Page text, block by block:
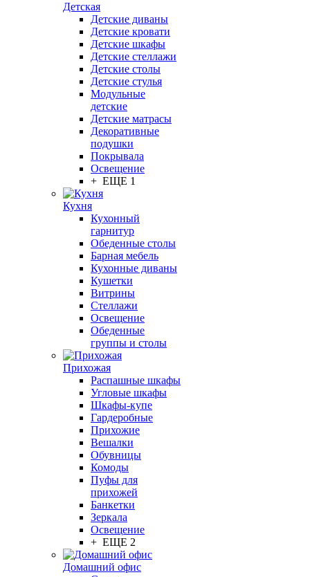
Детская
Детские диваны
Детские кровати
Детские шкафы
Детские стеллажи
Детские столы
Детские стулья
Модульные
детские
Детские матрасы
Декоративные
подушки
Покрывала
Освещение
+ ЕЩЕ 1
Кухня
Кухонный
гарнитур
Обеденные столы
Барная мебель
Кухонные диваны
Кушетки
Витрины
Стеллажи
Освещение
Обеденные
группы и столы
Прихожая
Распашные шкафы
Угловые шкафы
Шкафы-купе
Гардеробные
Прихожие
Вешалки
Обувницы
Комоды
Пуфы для
прихожей
Банкетки
Зеркала
Освещение
+ ЕЩЕ 2
Домашний офис